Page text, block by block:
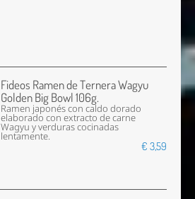
Fideos Ramen de Ternera Wagyu
Golden Big Bowl 106g.
Ramen japonés con caldo dorado
elaborado con extracto de carne
Wagyu y verduras cocinadas
lentamente.
€ 3,59